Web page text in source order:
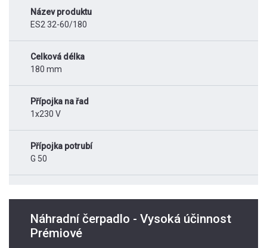
Název produktu
ES2 32-60/180
Celková délka
180 mm
Přípojka na řad
1x230 V
Přípojka potrubí
G 50
Náhradní čerpadlo - Vysoká účinnost
Prémiové